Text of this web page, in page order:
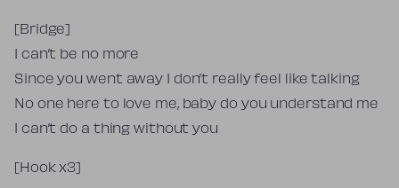
[Bridge]
I can’t be no more
Since you went away I don’t really feel like talking
No one here to love me, baby do you understand me
I can’t do a thing without you
[Hook x3]